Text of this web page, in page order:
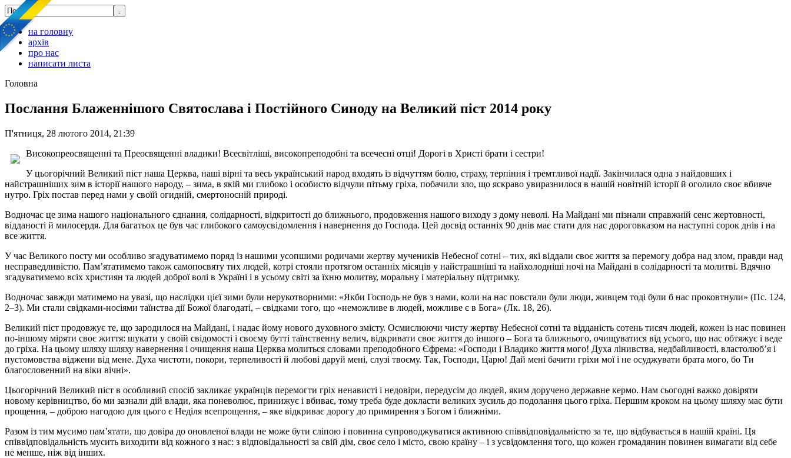
на головну
архів
про нас
написати листа
Головна
Послання Блаженнішого Святослава і Постійного Синоду на Великий піст 2014 року
П'ятниця, 28 лютого 2014, 21:39
Високопреосвященні та Преосвященні владики! Всесвітліші, високопреподобні та всечесні отці! Дорогі в Христі брати і сестри!
У цьогорічний Великий піст наша Церква, наші вірні та весь український народ входять із відчуттям болю, страху, терпіння і тремтливої надії. Закінчилася одна з найдовших і
найстрашніших зим в історії нашого народу, – зима, в якій ми глибоко і особисто відчули пітьму гріха, побачили зло, що яскраво увиразнилося в нашій новітній історії й оголило своє вбивче
нутро. Гріх постав перед нами у своїй огиднiй, смертоносній природі.
Водночас це зима нашого національного єднання, солідарності, відкритості до ближнього, продовження нашого виходу з дому неволі. На Майдані ми пізнали справжній сенс жертовності,
відданості й милосердя. Для багатьох це був час глибокого самоусвідомлення і навернення до Господа. Цей досвід останніх 90 днів має стати для нас дороговказом на наступні сорок днів і на
все життя.
У час Великого посту ми особливо згадуватимемо поряд із нашими усопшими родичами жертву мучеників Небесної сотні – тих, які віддали своє життя за перемогу добра над злом, правди над
несправедливістю. Пам’ятатимемо також самопосвяту тих людей, котрі стояли протягом останніх місяців у найстрашніші та найхолодніші ночі на Майдані в солідарності та молитві. Вдячно
згадуватимемо всіх християн та людей доброї волі в Україні і в усьому світі за їхню молитву, моральну і матеріальну підтримку.
Водночас завжди матимемо на увазі, що наслідки цієї зими були нерукотворними: «Якби Господь не був з нами, коли на нас повстали були люди, живцем тоді були б нас проковтнули» (Пс. 124,
2–3). Ми стали свідками-носіями таїнства дії Божої благодаті, – свідками того, що «неможливе в людей, можливе є в Бога» (Лк. 18, 26).
Великий піст продовжує те, що зародилося на Майдані, і надає йому нового духовного змісту. Осмислюючи чисту жертву Небесної сотні та відданість сотень тисяч людей, кожен із нас повинен
по-іншому міряти своє життя: шукати у своїй свідомості і своєму бутті таїнственну велич, відкривати своє життя до іншого – Бога та ближнього, очищуватися від усього, що нас обтяжує і веде
до гріха. На цьому шляху шляху навернення і очищення наша Церква молиться словами преподобного Єфрема: «Господи і Владико життя мого! Духа лінивства, недбайливості, властолюб’я і
пустомовства віджени від мене. Духа чистоти, покори, терпеливості й любові даруй мені, слузі твоєму. Так, Господи, Царю! Дай мені бачити гріхи мої і не осуджувати брата мого, бо Ти
благословенний на віки вічні».
Цьогорічний Великий піст в особливий спосіб закликає українців перемогти гріх ненависті і недовіри, передусім до людей, яким доручено державне кермо. Нам сьогодні важко довіряти
новому керівництво, бо ми зазнали дій влади, яка поневолює, принижує і вбиває, тому треба буде докласти великих зусиль до подолання цього гріха. Першим кроком на цьому шляху має бути
прощення, – доброю нагодою для цього є Неділя всепрощення, – яке відкриває дорогу до примирення з Богом і ближніми.
Разом із тим мусимо пам’ятати, що довіра до оновленої влади не може бути сліпою і повинна супроводжуватися активною співвідповідальністю за те, що відбувається в нашій країні. Ця
співвідповідальність мусить виходити від кожного з нас: з відповідальності за свій дім, своє село і місто, свою країну – і з усвідомлення того, що кожен громадянин повинен вимагати від себе
не менше, ніж від інших.